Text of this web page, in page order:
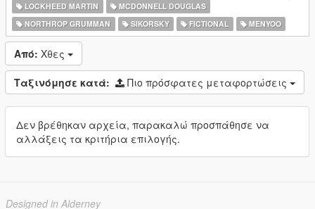
LOCKHEED MARTIN
MCDONNELL DOUGLAS
NORTHROP GRUMMAN
SIKORSKY FICTIONAL MENYOO
Από: Χθες
Ταξινόμησε κατά: Πιο πρόσφατες μεταφορτώσεις
Δεν βρέθηκαν αρχεία, παρακαλώ προσπάθησε να
αλλάξεις τα κριτήρια επιλογής.
Designed in Alderney